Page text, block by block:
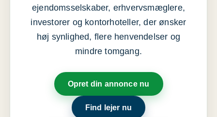
ejendomsselskaber, erhvervsmæglere,
investorer og kontorhoteller, der ønsker
høj synlighed, flere henvendelser og
mindre tomgang.
Opret din annonce nu
Find lejer nu